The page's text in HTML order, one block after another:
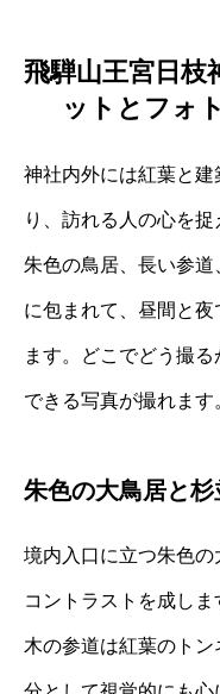
飛騨山王宮日枝
ットとフォ
神社内外には紅葉と
り、訪れる人の心を捉
朱色の鳥居、長い参
に包まれて、昼間と
ます。どこでどう撮
できる写真が撮れます
朱色の大鳥居と杉
境内入口に立つ朱色
コントラストを成し
木の参道は紅葉のト